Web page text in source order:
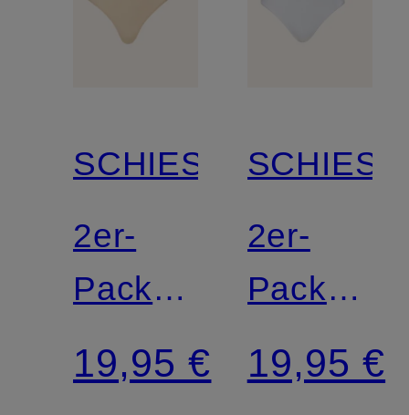
SCHIESSER
2er-
Pack
Slips
95/5
19,95 €
2er-
Pack
Slips
95/5
19,95 €